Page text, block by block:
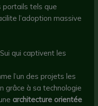
portails tels que
l’adoption massive
qui captivent les
l’un des projets les
grâce à sa technologie
architecture orientée